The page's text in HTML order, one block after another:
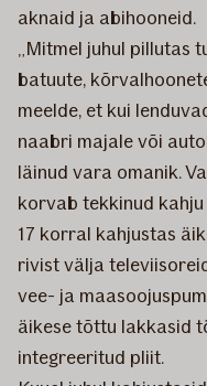
aknaid ja abihooneid.
„Mitmel juhul pillutas
batuute,
meelde, et kui
naabri majale või
läinud vara omanik.
korvab tekkinud kahju
17 korral kahjustas
rivist välja
vee- ja
äikese tõttu lakkasid
integreeritud pliit.